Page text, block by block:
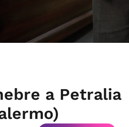
a Petralia